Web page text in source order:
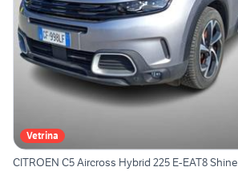
Vetrina
CITROEN C5 Aircross Hybrid 225 E-EAT8 Shine